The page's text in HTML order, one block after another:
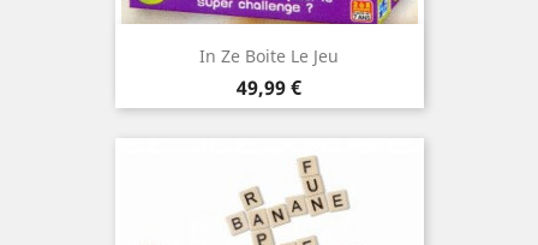
In Ze Boite Le Jeu
Prix
49,99 €